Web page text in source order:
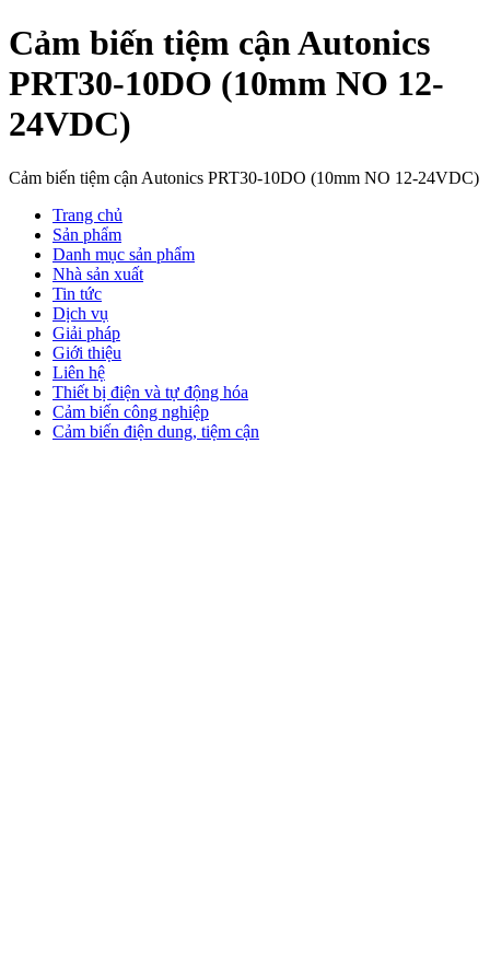
Cảm biến tiệm cận Autonics
PRT30-10DO (10mm NO 12-
24VDC)
Cảm biến tiệm cận Autonics PRT30-10DO (10mm NO 12-24VDC)
Trang chủ
Sản phẩm
Danh mục sản phẩm
Nhà sản xuất
Tin tức
Dịch vụ
Giải pháp
Giới thiệu
Liên hệ
Thiết bị điện và tự động hóa
Cảm biến công nghiệp
Cảm biến điện dung, tiệm cận